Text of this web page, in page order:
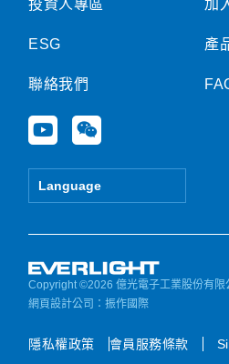
投資人專區
ESG
聯絡我們
Y
o
u
e
W
e
i
Language
加
產
Copyright ©2026 億光電子工業股份有限
網頁設計公司 ：振作國際
隱私權政策 會員服務條款